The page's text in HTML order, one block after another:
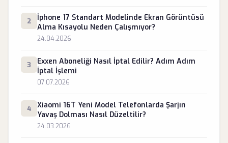
2
İphone 17 Standart Modelinde Ekran Görüntüsü
Alma Kısayolu Neden Çalışmıyor?
24.04.2026
3
Exxen Aboneliği Nasıl İptal Edilir? Adım Adım
İptal İşlemi
07.07.2026
4
Xiaomi 16T Yeni Model Telefonlarda Şarjın
Yavaş Dolması Nasıl Düzeltilir?
24.03.2026